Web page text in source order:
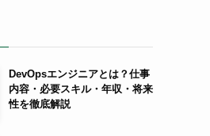
DevOpsエンジニアとは？仕事
内容・必要スキル・年収・将来
性を徹底解説